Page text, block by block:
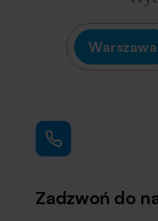
Warszawa
Zadzwoń do